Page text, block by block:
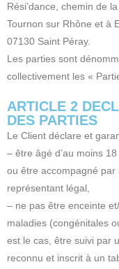
Rési’dance, chemin de
Tournon sur Rhône et à
07130 Saint Péray.
Les parties sont
collectivement les «
ARTICLE 2
DES PARTIES
Le Client déclare et
– être âgé d’au moins
ou être accompagné par
représentant légal,
– ne pas être enceinte
maladies (congénitales
est le cas, être suivi par
reconnu et inscrit à un